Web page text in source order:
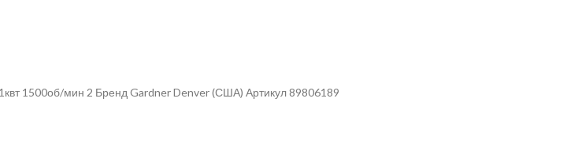
1500об/мин 2 Бренд Gardner Denver (США) Артикул 89806189